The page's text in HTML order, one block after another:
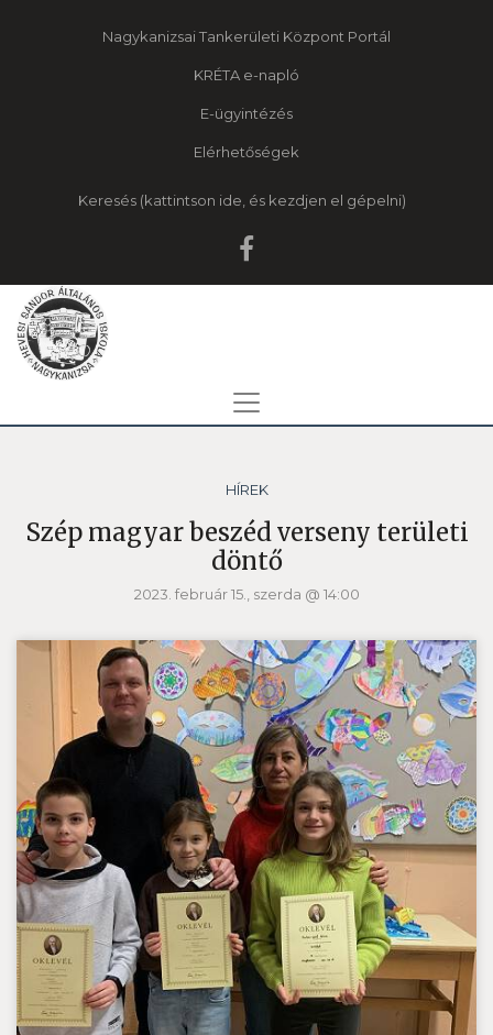
Nagykanizsai Tankerületi Központ Portál
KRÉTA e-napló
E-ügyintézés
Elérhetőségek
Keresés
HÍREK
Szép magyar beszéd verseny területi
döntő
2023. február 15., szerda @ 14:00